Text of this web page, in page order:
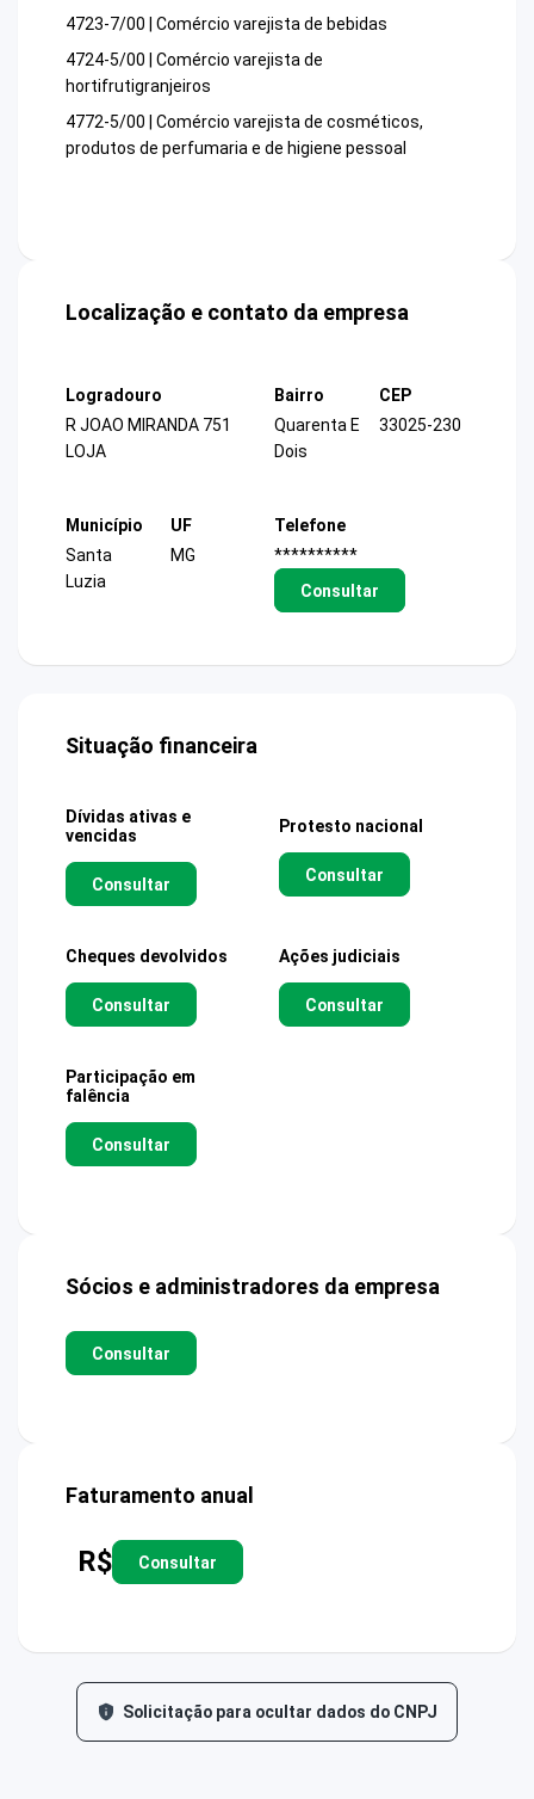
4723-7/00 | Comércio varejista de bebidas
4724-5/00 | Comércio varejista de
hortifrutigranjeiros
4772-5/00 | Comércio varejista de cosméticos,
produtos de perfumaria e de higiene pessoal
Localização e contato da empresa
Logradouro
R JOAO MIRANDA 751
LOJA
Bairro
Quarenta E
Dois
CEP
33025-230
Município
Santa
Luzia
UF
MG
Telefone
**********
Consultar
Situação financeira
Dívidas ativas e
vencidas
Consultar
Protesto nacional
Consultar
Cheques devolvidos
Consultar
Ações judiciais
Consultar
Participação em
falência
Consultar
Sócios e administradores da empresa
Consultar
Faturamento anual
R$ Consultar
Solicitação para ocultar dados do CNPJ